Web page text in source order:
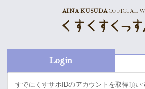
AINA KUSUDAOFFICIAL
Schedule
Login
すでにくすサポIDのアカウントを取得頂い